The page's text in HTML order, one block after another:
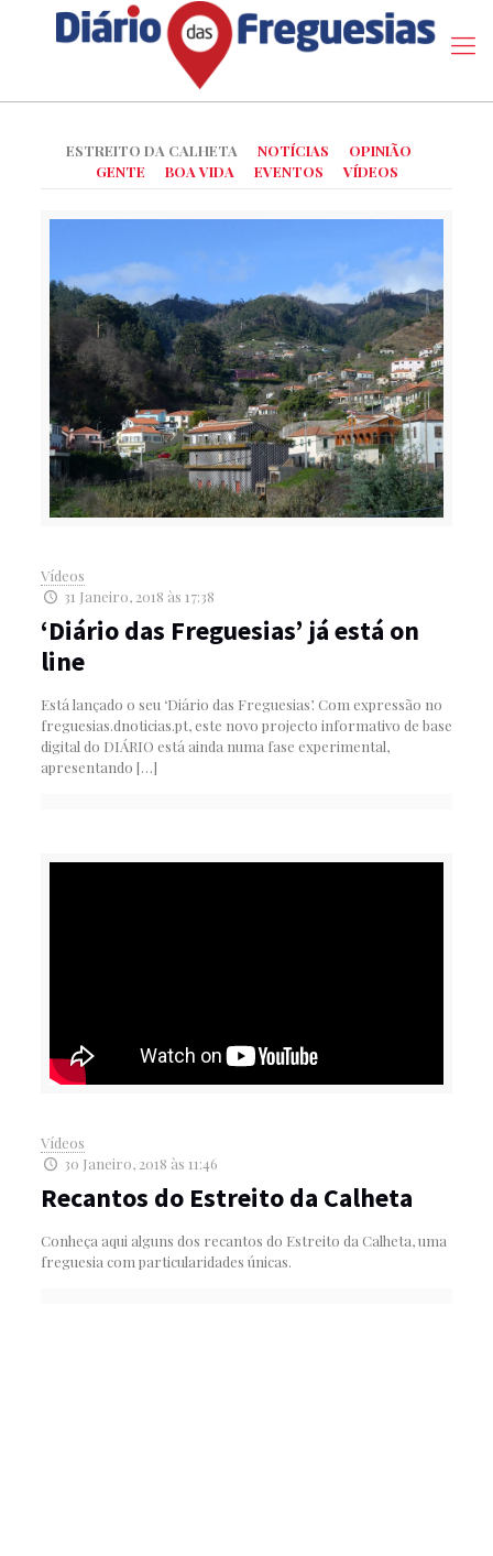
ESTREITO DA CALHETA NOTÍCIAS
OPINIÃO
GENTE
BOA VIDA EVENTOS VÍDEOS
Vídeos
31 Janeiro, 2018 às 17:38
‘Diário das Freguesias’ já está on
line
Está lançado o seu ‘Diário das Freguesias’. Com expressão no
freguesias.dnoticias.pt, este novo projecto informativo de base
digital do DIÁRIO está ainda numa fase experimental,
apresentando […]
Vídeos
30 Janeiro, 2018 às 11:46
Recantos do Estreito da Calheta
Conheça aqui alguns dos recantos do Estreito da Calheta, uma
freguesia com particularidades únicas.